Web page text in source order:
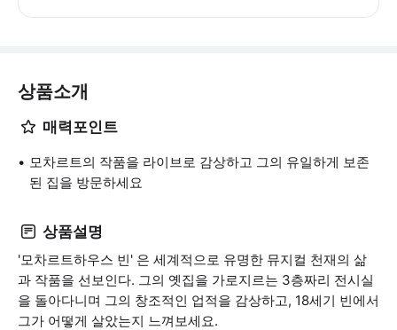
상품소개
매력포인트
모차르트의 작품을 라이브로 감상하고 그의 유일하게 보존
된 집을 방문하세요
상품설명
'모차르트하우스 빈' 은 세계적으로 유명한 뮤지컬 천재의 삶
과 작품을 선보인다. 그의 옛집을 가로지르는 3층짜리 전시실
을 돌아다니며 그의 창조적인 업적을 감상하고, 18세기 빈에서
그가 어떻게 살았는지 느껴보세요.